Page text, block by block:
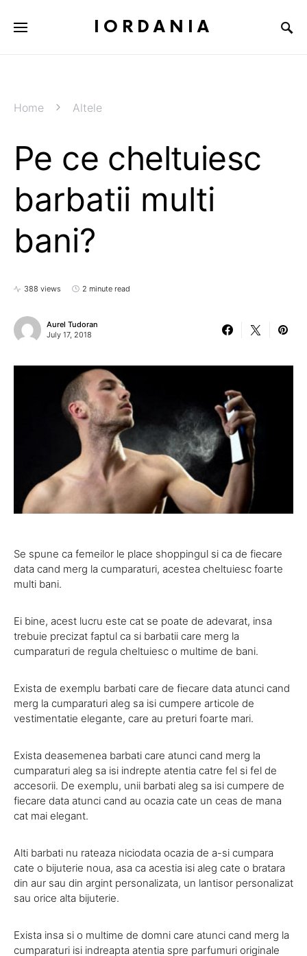
IORDANIA
Home Altele
Pe ce cheltuiesc
barbatii multi
bani?
388 views 2 minute read
Aurel Tudoran
July 17, 2018
Se spune ca femeilor le place shoppingul si ca de fiecare
data cand merg la cumparaturi, acestea cheltuiesc foarte
multi bani.
Ei bine, acest lucru este cat se poate de adevarat, insa
trebuie precizat faptul ca si barbatii care merg la
cumparaturi de regula cheltuiesc o multime de bani.
Exista de exemplu barbati care de fiecare data atunci cand
merg la cumparaturi aleg sa isi cumpere articole de
vestimentatie elegante, care au preturi foarte mari.
Exista deasemenea barbati care atunci cand merg la
cumparaturi aleg sa isi indrepte atentia catre fel si fel de
accesorii. De exemplu, unii barbati aleg sa isi cumpere de
fiecare data atunci cand au ocazia cate un ceas de mana
cat mai elegant.
Alti barbati nu rateaza niciodata ocazia de a-si cumpara
cate o bijuterie noua, asa ca acestia isi aleg cate o bratara
din aur sau din argint personalizata, un lantisor personalizat
sau orice alta bijuterie.
Exista insa si o multime de domni care atunci cand merg la
cumparaturi isi indreapta atentia spre parfumuri originale